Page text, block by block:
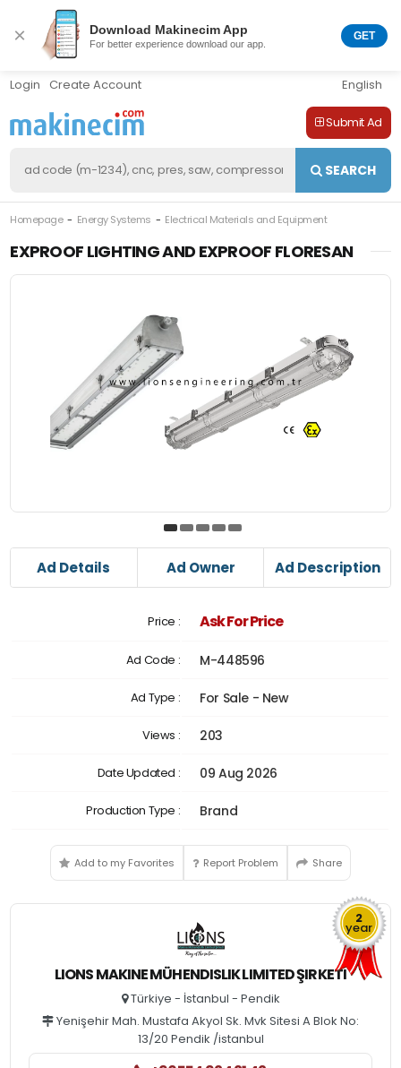
× Download Makinecim App
For better experience download our app.
GET
Login Create Account English
Submit Ad
SEARCH
Homepage Energy Systems
Electrical Materials and Equipment
EXPROOF LIGHTING AND EXPROOF FLORESAN
Ad Details Ad Owner Ad Description
Price : Ask For Price
Ad Code : M-448596
Ad Type : For Sale - New
Views : 203
Date Updated : 09 Aug 2026
Production Type : Brand
Add to my Favorites Report Problem Share
2
year
LIONS MAKINE MÜHENDISLIK LIMITED ŞIRKETI
Türkiye - İstanbul - Pendik
Yenişehir Mah. Mustafa Akyol Sk. Mvk Sitesi A Blok No:
13/20 Pendik /istanbul